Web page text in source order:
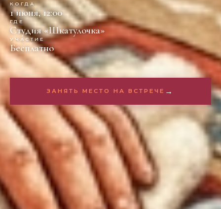
КОГДА
1 июня, 12:00
ГДЕ
Студия «Шкатулочка»
УЧАСТИЕ
Бесплатно
ЗАНЯТЬ МЕСТО НА ВСТРЕЧЕ →